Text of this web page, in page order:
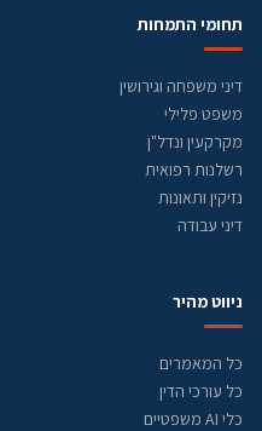
תחומי התמחות
דיני משפחה וגירושין
משפט פלילי
מקרקעין ונדל"ן
רשלנות רפואית
נזיקין ותאונות
דיני עבודה
ניווט מהיר
כל המאמרים
כל עורכי הדין
כלי AI משפטיים